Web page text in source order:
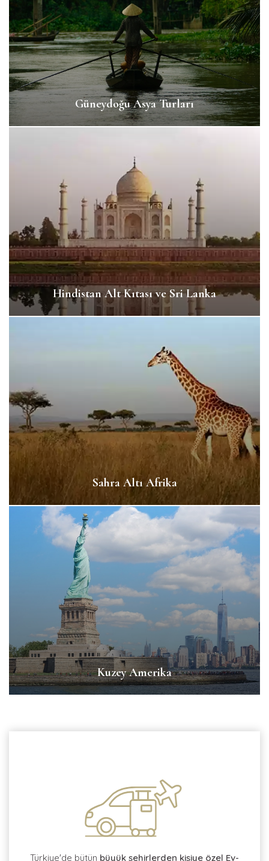
Güneydoğu Asya Turları
Hindistan Alt Kıtası ve Sri Lanka
Sahra Altı Afrika
Kuzey Amerika
Türkiye'de bütün büyük şehirlerden kişiye özel Ev-